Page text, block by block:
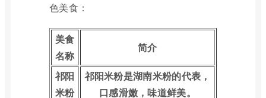
色美食：
美食
名称
简介
祁阳
米粉
祁阳米粉是湖南米粉的代表，
口感滑嫩，味道鲜美。